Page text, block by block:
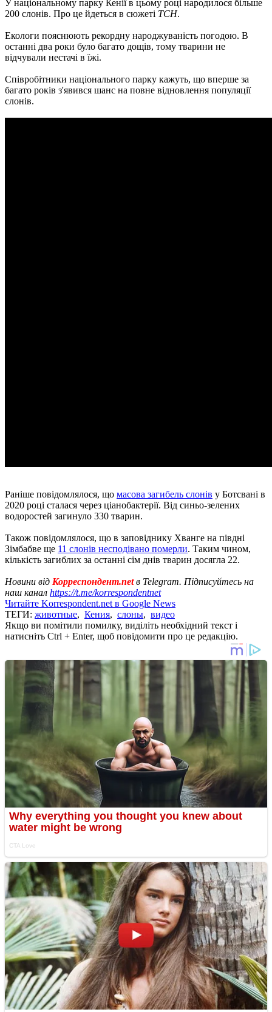
У національному парку Кенії в цьому році народилося більше
200 слонів. Про це йдеться в сюжеті ТСН.
Екологи пояснюють рекордну народжуваність погодою. В
останні два роки було багато дощів, тому тварини не
відчували нестачі в їжі.
Співробітники національного парку кажуть, що вперше за
багато років з'явився шанс на повне відновлення популяції
слонів.
Раніше повідомлялося, що масова загибель слонів у Ботсвані в
2020 році сталася через ціанобактерії. Від синьо-зелених
водоростей загинуло 330 тварин.
Також повідомлялося, що в заповіднику Хванге на півдні
Зімбабве ще 11 слонів несподівано померли. Таким чином,
кількість загиблих за останні сім днів тварин досягла 22.
Новини від Корреспондент.netв Telegram. Підписуйтесь на
наш канал https://t.me/korrespondentnet
Читайте Korrespondent.net в Google News
ТЕГИ: животные, Кения, слоны, видео
Якщо ви помітили помилку, виділіть необхідний текст і
натисніть Ctrl + Enter, щоб повідомити про це редакцію.